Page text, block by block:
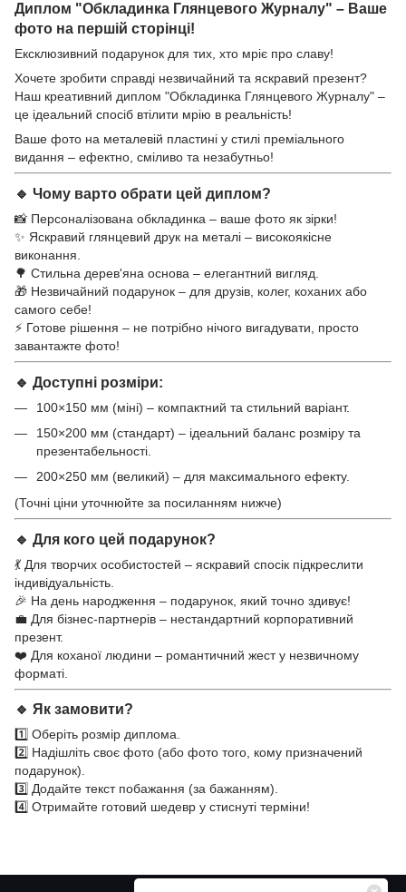
Диплом "Обкладинка Глянцевого Журналу" – Ваше
фото на першій сторінці!
Ексклюзивний подарунок для тих, хто мріє про славу!
Хочете зробити справді незвичайний та яскравий презент?
Наш креативний диплом "Обкладинка Глянцевого Журналу" –
це ідеальний спосіб втілити мрію в реальність!
Ваше фото на металевій пластині у стилі преміального
видання – ефектно, сміливо та незабутньо!
🔹 Чому варто обрати цей диплом?
📸 Персоналізована обкладинка – ваше фото як зірки!
✨ Яскравий глянцевий друк на металі – високоякісне
виконання.
🌳 Стильна дерев'яна основа – елегантний вигляд.
🎁 Незвичайний подарунок – для друзів, колег, коханих або
самого себе!
⚡ Готове рішення – не потрібно нічого вигадувати, просто
завантажте фото!
🔹 Доступні розміри:
100×150 мм (міні) – компактний та стильний варіант.
150×200 мм (стандарт) – ідеальний баланс розміру та
презентабельності.
200×250 мм (великий) – для максимального ефекту.
(Точні ціни уточнюйте за посиланням нижче)
🔹 Для кого цей подарунок?
💃 Для творчих особистостей – яскравий спосік підкреслити
індивідуальність.
🎉 На день народження – подарунок, який точно здивує!
💼 Для бізнес-партнерів – нестандартний корпоративний
презент.
❤️ Для коханої людини – романтичний жест у незвичному
форматі.
🔹 Як замовити?
1️⃣ Оберіть розмір диплома.
2️⃣ Надішліть своє фото (або фото того, кому призначений
подарунок).
3️⃣ Додайте текст побажання (за бажанням).
4️⃣ Отримайте готовий шедевр у стиснуті терміни!